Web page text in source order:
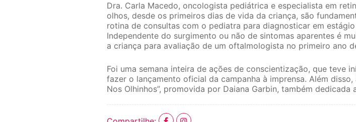
Dra. Carla Macedo, oncologista pediátrica e especialista em
olhos, desde os primeiros dias de vida da criança, são
rotina de consultas com o pediatra para diagnosticar em
Independente do surgimento ou não de sintomas aparentes é
a criança para avaliação de um oftalmologista no primeiro ano
Foi uma semana inteira de ações de conscientização, que teve
fazer o lançamento oficial da campanha à imprensa. Além
Nos Olhinhos”, promovida por Daiana Garbin, também dedicada